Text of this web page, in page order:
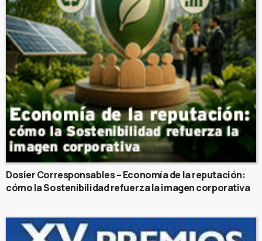
Dosier Corresponsables – Economía de la reputación:
cómo la Sostenibilidad refuerza la imagen corporativa